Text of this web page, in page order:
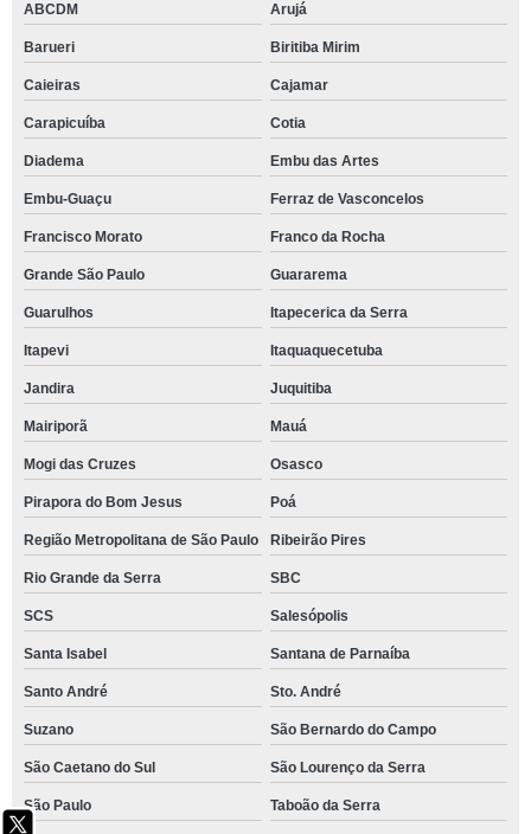
ABCDM Arujá
Barueri Biritiba Mirim
Caieiras Cajamar
Carapicuíba Cotia
Diadema Embu das Artes
Embu-Guaçu Ferraz de Vasconcelos
Francisco Morato Franco da Rocha
Grande São Paulo Guararema
Guarulhos Itapecerica da Serra
Itapevi Itaquaquecetuba
Jandira Juquitiba
Mairiporã Mauá
Mogi das Cruzes Osasco
Pirapora do Bom Jesus Poá
Região Metropolitana de São Paulo Ribeirão Pires
Rio Grande da Serra SBC
SCS Salesópolis
Santa Isabel Santana de Parnaíba
Santo André Sto. André
Suzano São Bernardo do Campo
São Caetano do Sul São Lourenço da Serra
São Paulo Taboão da Serra